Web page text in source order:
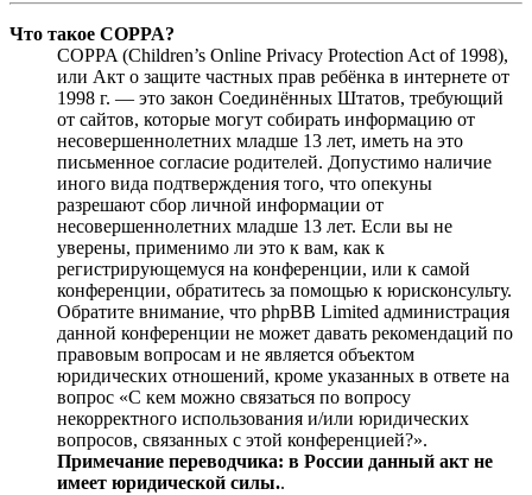
Что такое COPPA?
COPPA (Children’s Online Privacy Protection Act of 1998),
или Акт о защите частных прав ребёнка в интернете от
1998 г. — это закон Соединённых Штатов, требующий
от сайтов, которые могут собирать информацию от
несовершеннолетних младше 13 лет, иметь на это
письменное согласие родителей. Допустимо наличие
иного вида подтверждения того, что опекуны
разрешают сбор личной информации от
несовершеннолетних младше 13 лет. Если вы не
уверены, применимо ли это к вам, как к
регистрирующемуся на конференции, или к самой
конференции, обратитесь за помощью к юрисконсульту.
Обратите внимание, что phpBB Limited администрация
данной конференции не может давать рекомендаций по
правовым вопросам и не является объектом
юридических отношений, кроме указанных в ответе на
вопрос «С кем можно связаться по вопросу
некорректного использования и/или юридических
вопросов, связанных с этой конференцией?».
Примечание переводчика: в России данный акт не
имеет юридической силы..